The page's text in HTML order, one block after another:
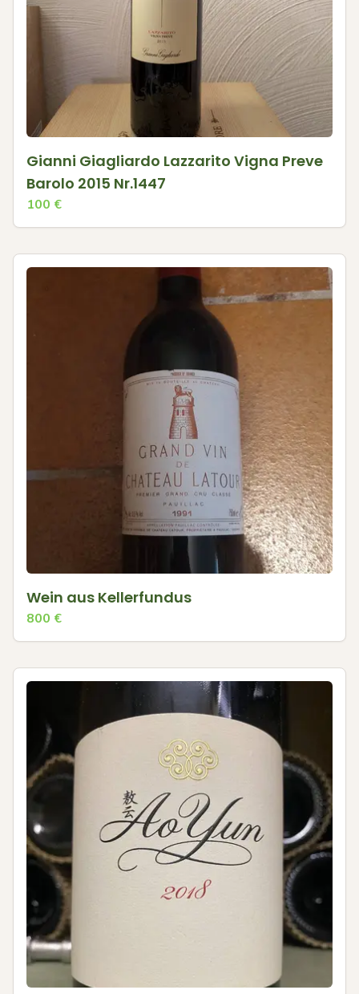
Gianni Giagliardo Lazzarito Vigna Preve
Barolo 2015 Nr.1447
100 €
Wein aus Kellerfundus
800 €